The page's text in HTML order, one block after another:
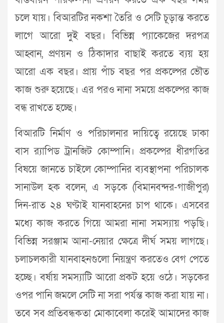
চলে যায়। বিআরটির নকশা তৈরি ও সেটি চূড়ান্ত করতে
লাগে আরো দুই বছর। বিভিন্ন প্যাকেজের দরপত্র
আহ্বান, প্রণয়ন ও ঠিকাদার বাছাই করতে ব্যয় হয়
আরো এক বছর। প্রায় পাঁচ বছর পর প্রকল্পের ভৌত
কাজ শুরু হয়েছে। এর পরও নানা সময়ে প্রকল্পের কাজ
বন্ধ রাখতে হচ্ছে।
বিআরটি নির্মাণ ও পরিচালনার দায়িত্বে রয়েছে ঢাকা
বাস র‌্যাপিড ট্রানজিট কোম্পানি। প্রকল্পের ধীরগতির
বিষয়ে জানতে চাইলে কোম্পানির ব্যবস্থাপনা পরিচালক
সানাউল হক বলেন, এ সড়কে (বিমানবন্দর-গাজীপুর)
দিন-রাত ২৪ ঘণ্টাই যানবাহনের চাপ থাকে। এসবের
মধ্যে কাজ করতে গিয়ে আমরা নানা সমস্যায় পড়ছি।
বিভিন্ন সরঞ্জাম আনা-নেয়ার ক্ষেত্রে দীর্ঘ সময় লাগছে।
চলাচলকারী যানবাহনগুলো নিয়ন্ত্রণ করতেও বেগ পেতে
হচ্ছে। বর্ষায় সমস্যাটি আরো প্রকট হয়ে ওঠে। সড়কের
ওপর পানি জমলে সেটি না সরা পর্যন্ত কাজ করা যায় না।
তবে সব প্রতিবন্ধকতা মোকাবেলা করেই আমাদের কাজ